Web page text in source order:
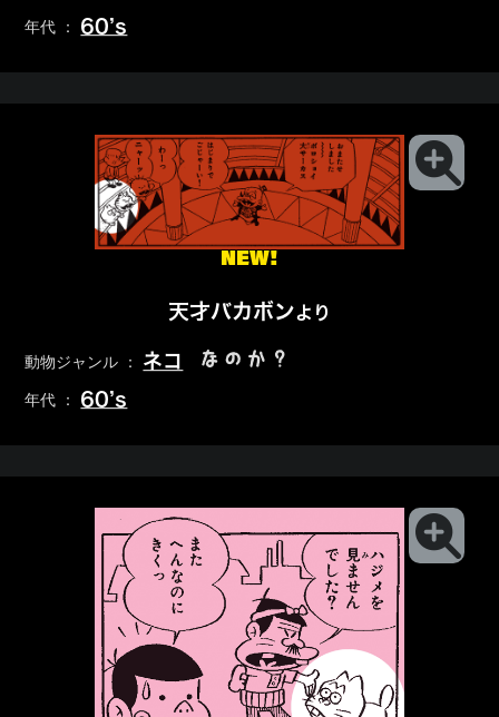
年代 ： 60’s
NEW!
天才バカボンより
動物ジャンル ： ネコ なのか？
年代 ： 60’s